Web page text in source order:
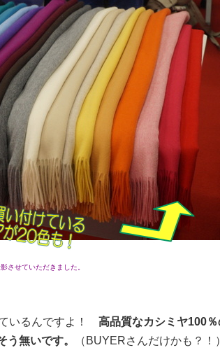
せていただきました。
いるんですよ！ 高品質なカシミヤ100％
う無いです。
（BUYERさんだけかも？！）